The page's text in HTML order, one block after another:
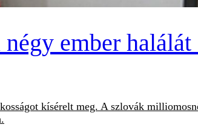
ember
kísérelt meg. A szlovák